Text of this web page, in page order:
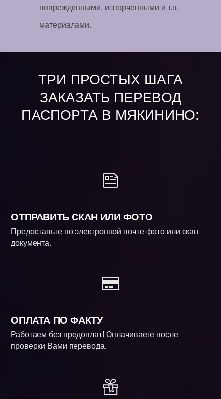
поврежденными, испорченными и т.п.
материалами.
ТРИ ПРОСТЫХ ШАГА
ЗАКАЗАТЬ ПЕРЕВОД
ПАСПОРТА В МЯКИНИНО:
ОТПРАВИТЬ СКАН ИЛИ ФОТО
Предоставьте по электронной почте фото или скан
документа.
ОПЛАТА ПО ФАКТУ
Работаем без предоплат! Оплачиваете после
проверки Вами перевода.